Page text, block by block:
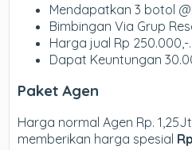
Mendapatkan 3 botol
Bimbingan Via Grup
Harga jual Rp 250.000,-.
Dapat Keuntungan
Paket Agen
Harga normal Agen Rp.
memberikan harga spesial